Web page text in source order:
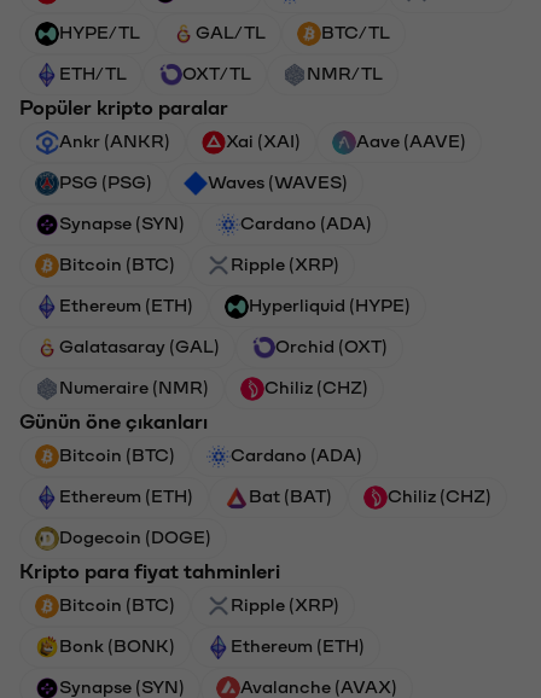
HYPE/TL GAL/TL BTC/TL
ETH/TL OXT/TL NMR/TL
Popüler kripto paralar
Ankr (ANKR) Xai (XAI) Aave (AAVE)
PSG (PSG) Waves (WAVES)
Synapse (SYN) Cardano (ADA)
Bitcoin (BTC) Ripple (XRP)
Ethereum (ETH) Hyperliquid (HYPE)
Galatasaray (GAL) Orchid (OXT)
Numeraire (NMR) Chiliz (CHZ)
Günün öne çıkanları
Bitcoin (BTC) Cardano (ADA)
Ethereum (ETH) Bat (BAT) Chiliz (CHZ)
Dogecoin (DOGE)
Kripto para fiyat tahminleri
Bitcoin (BTC) Ripple (XRP)
Bonk (BONK) Ethereum (ETH)
Synapse (SYN) Avalanche (AVAX)